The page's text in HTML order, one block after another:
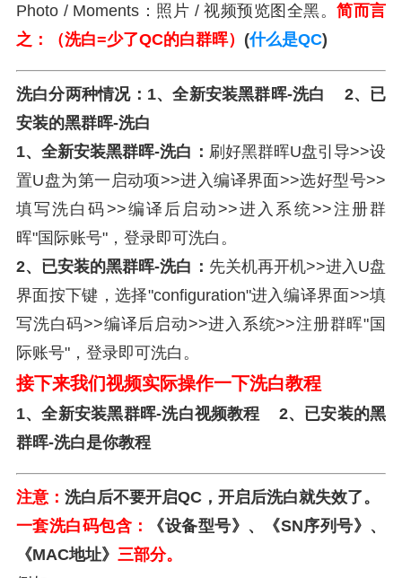
Photo / Moments：照片 / 视频预览图全黑。 简而言
之：（洗白=少了QC的白群晖） (什么是QC)
洗白分两种情况： 1、全新安装黑群晖-洗白 2、已
安装的黑群晖-洗白
1、全新安装黑群晖-洗白： 刷好黑群晖U盘引导>>设
置U盘为第一启动项>>进入编译界面>>选好型号>>
填写洗白码>>编译后启动>>进入系统>>注册群
晖"国际账号"，登录即可洗白。
2、已安装的黑群晖-洗白： 先关机再开机>>进入U盘
界面按下键，选择"configuration"进入编译界面>>填
写洗白码>>编译后启动>>进入系统>>注册群晖"国
际账号"，登录即可洗白。
接下来我们视频实际操作一下洗白教程
1、全新安装黑群晖-洗白视频教程 2、已安装的黑
群晖-洗白是你教程
注意： 洗白后不要开启QC，开启后洗白就失效了。
一套洗白码包含：
《设备型号》、《SN序列号》、
《MAC地址》 三部分。